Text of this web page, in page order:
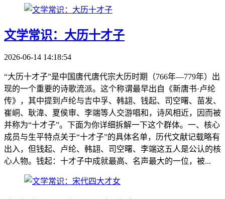
文学常识：大历十才子
2026-06-14 14:18:54
“大历十才子”是中国唐代唐代宗大历时期（766年—779年）出
现的一个重要的诗歌流派。这个称谓最早出自《新唐书·卢纶
传》，其中提到卢纶与吉中孚、韩翃、钱起、司空曙、苗发、
崔峒、耿湋、夏侯审、李端等人交游唱和，诗风相近，因而被
并称为“十才子”。下面为你详细拆解一下这个群体。一、核心
成员与生平特点关于“十才子”的具体名单，历代文献记载略有
出入，但钱起、卢纶、韩翃、司空曙、李端这五人是公认的核
心人物。钱起：十才子中成就最高、名声最大的一位，被...